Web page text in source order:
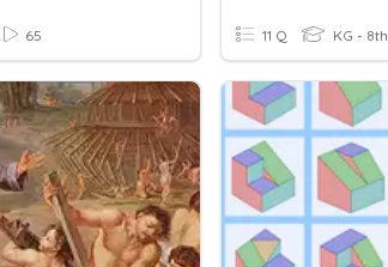
65 11 Q KG - 8th